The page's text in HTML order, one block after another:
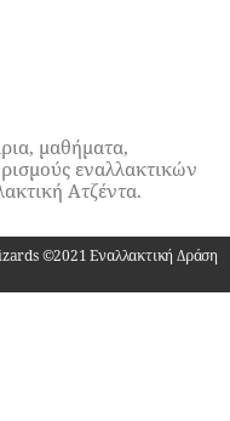
μαθήματα,
εναλλακτικών
Ατζέντα.
©2021 Εναλλακτική Δράση